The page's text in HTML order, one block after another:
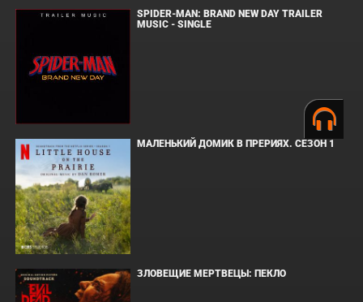
SPIDER-MAN: BRAND NEW DAY TRAILER
MUSIC - SINGLE
МАЛЕНЬКИЙ ДОМИК В ПРЕРИЯХ. СЕЗОН 1
ЗЛОВЕЩИЕ МЕРТВЕЦЫ: ПЕКЛО